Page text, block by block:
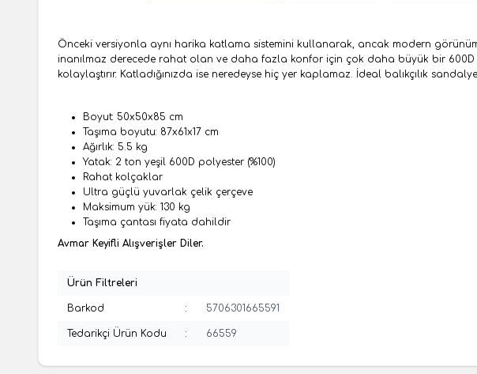
Önceki versiyonla aynı harika katlama sistemini kullanarak, ancak modern
inanılmaz derecede rahat olan ve daha fazla konfor için çok daha büyük bir 600D
kolaylaştırır. Katladığınızda ise neredeyse hiç yer kaplamaz. İdeal balıkçılık
Boyut: 50x50x85 cm
Taşıma boyutu: 87x61x17 cm
Ağırlık: 5.5 kg
Yatak: 2 ton yeşil 600D polyester (%100)
Rahat kolçaklar
Ultra güçlü yuvarlak çelik çerçeve
Maksimum yük: 130 kg
Taşıma çantası fiyata dahildir
Avmar Keyifli Alışverişler Diler.
Ürün Filtreleri
Barkod : 5706301665591
Tedarikçi Ürün Kodu : 66559